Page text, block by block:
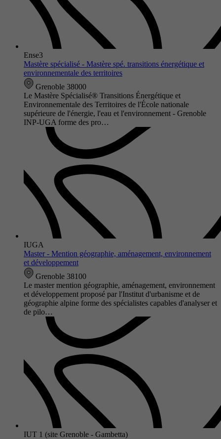
Ense3
Mastère spécialisé - Mastère spé. transitions énergétique et
environnementale des territoires
Grenoble 38000
Le Mastère Spécialisé® Transitions Énergétique et
Environnementale des Territoires de l'École nationale
supérieure de l'énergie, l'eau et l'environnement - Grenoble
INP-UGA forme des pro…
IUGA
Master - Mention géographie, aménagement, environnement
et développement
Grenoble 38100
Le master mention géographie, aménagement, environnement
et développement proposé par l'Institut d'urbanisme et de
géographie alpine forme des spécialistes capables d'analyser et
de pilo…
IUT 1 (site Grenoble - Gambetta)